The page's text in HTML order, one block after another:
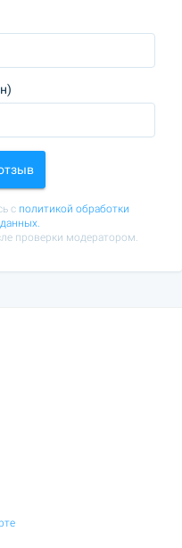
с политикой обработки
проверки модератором.